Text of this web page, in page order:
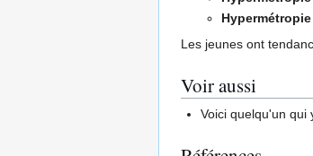
Les jeunes ont
Voir aussi
Voici quelqu'un qui